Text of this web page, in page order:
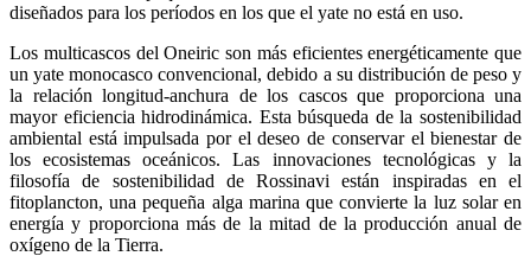
diseñados para los períodos en los que el yate no está en uso.
Los multicascos del Oneiric son más eficientes energéticamente que
un yate monocasco convencional, debido a su distribución de peso y
la relación longitud-anchura de los cascos que proporciona una
mayor eficiencia hidrodinámica. Esta búsqueda de la sostenibilidad
ambiental está impulsada por el deseo de conservar el bienestar de
los ecosistemas oceánicos. Las innovaciones tecnológicas y la
filosofía de sostenibilidad de Rossinavi están inspiradas en el
fitoplancton, una pequeña alga marina que convierte la luz solar en
energía y proporciona más de la mitad de la producción anual de
oxígeno de la Tierra.